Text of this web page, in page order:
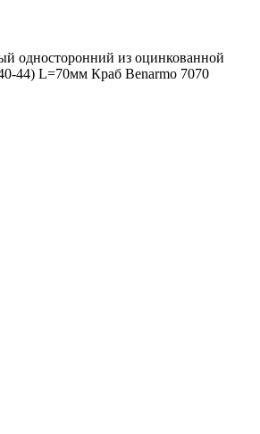
односторонний из оцинкованной
44) L=70мм Краб Benarmo 7070